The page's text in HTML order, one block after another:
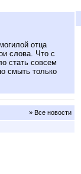
отца
слова. Что с
стать совсем
смыть только
» Все новости